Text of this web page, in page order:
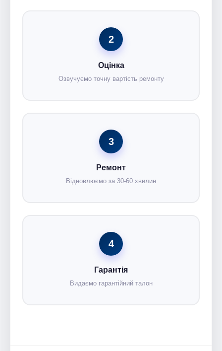
2
Оцінка
Озвучуємо точну вартість ремонту
3
Ремонт
Відновлюємо за 30-60 хвилин
4
Гарантія
Видаємо гарантійний талон